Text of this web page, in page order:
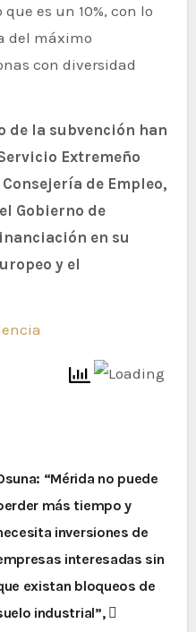
es un 10%, con lo
del máximo
con diversidad
de la subvención han
Extremeño
de Empleo,
Gobierno de
en su
y el
“Mérida no puede
más tiempo y
inversiones de
interesadas sin
existan bloqueos de
industrial”,